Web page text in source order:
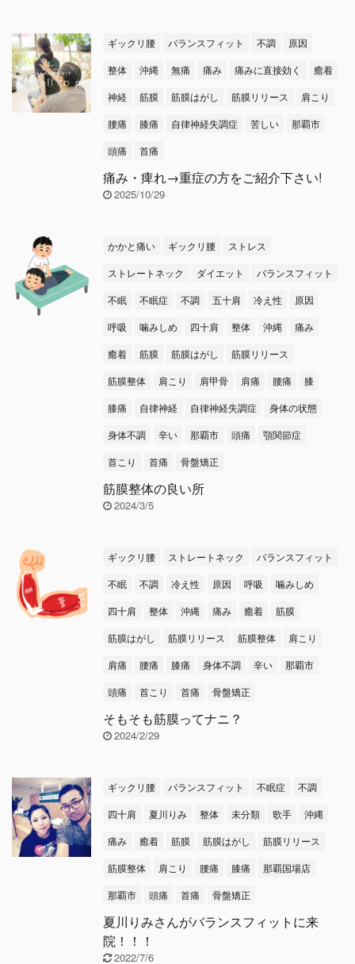
ギックリ腰 バランスフィット 不調
原因
整体
沖縄 無痛 痛み 痛みに直接効く
癒着
神経
筋膜 筋膜はがし 筋膜リリース
肩こり
腰痛
膝痛 自律神経失調症 苦しい
那覇市
頭痛
首痛
痛み・痺れ→重症の方をご紹介下さい!
2025/10/29
かかと痛い ギックリ腰
ストレス
ストレートネック
ダイエット
バランスフィット
不眠
不眠症 不調 五十肩 冷え性
原因
呼吸
噛みしめ 四十肩 整体 沖縄
痛み
癒着
筋膜 筋膜はがし
筋膜リリース
筋膜整体
肩こり 肩甲骨 肩痛 腰痛
膝
膝痛
自律神経 自律神経失調症
身体の状態
身体不調
辛い 那覇市 頭痛
顎関節症
首こり
首痛 骨盤矯正
筋膜整体の良い所
2024/3/5
ギックリ腰 ストレートネック
バランスフィット
不眠
不調 冷え性 原因 呼吸
噛みしめ
四十肩
整体 沖縄 痛み 癒着
筋膜
筋膜はがし
筋膜リリース 筋膜整体
肩こり
肩痛
腰痛 膝痛 身体不調 辛い
那覇市
頭痛
首こり 首痛 骨盤矯正
そもそも筋膜ってナニ？
2024/2/29
ギックリ腰 バランスフィット 不眠症
不調
四十肩
夏川りみ 整体 未分類 歌手
沖縄
痛み
癒着 筋膜 筋膜はがし
筋膜リリース
筋膜整体
肩こり 腰痛 膝痛
那覇国場店
那覇市
頭痛 首痛 骨盤矯正
夏川りみさんがバランスフィットに来
院！！！
2022/7/6